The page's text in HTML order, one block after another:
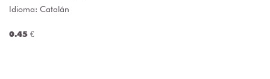
Idioma: Catalán
0.45 €